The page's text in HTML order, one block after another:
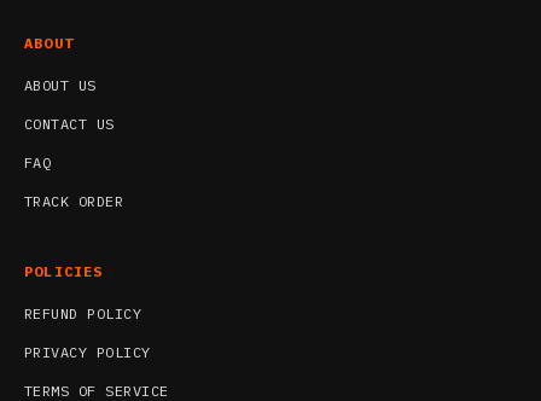
ABOUT
ABOUT US
CONTACT US
FAQ
TRACK ORDER
POLICIES
REFUND POLICY
PRIVACY POLICY
TERMS OF SERVICE